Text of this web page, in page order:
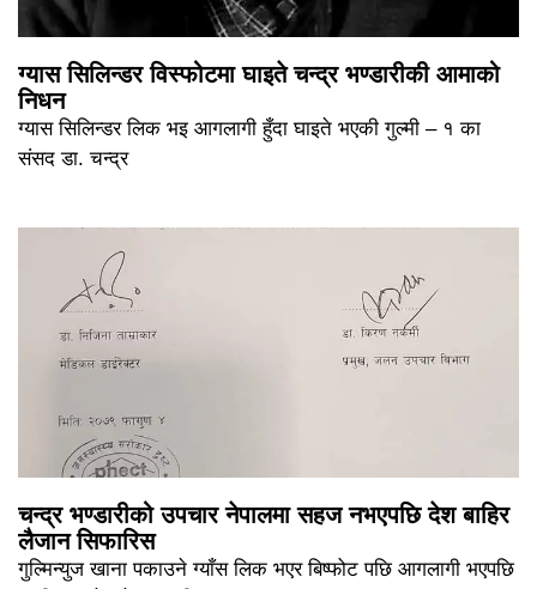
ग्यास सिलिन्डर विस्फोटमा घाइते चन्द्र भण्डारीकी आमाको
निधन
ग्यास सिलिन्डर लिक भइ आगलागी हुँदा घाइते भएकी गुल्मी – १ का
संसद डा. चन्द्र
चन्द्र भण्डारीको उपचार नेपालमा सहज नभएपछि देश बाहिर
लैजान सिफारिस
गुल्मिन्युज खाना पकाउने ग्याँस लिक भएर बिष्फोट पछि आगलागी भएपछि